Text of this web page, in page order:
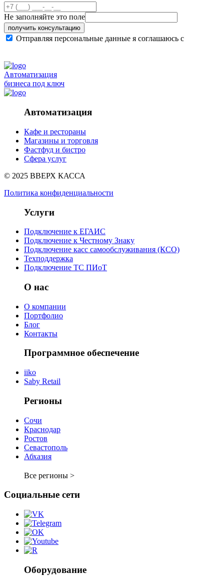
Не заполняйте это поле
получить консультацию
Отправляя персональные данные я соглашаюсь с
Автоматизация
бизнеса под ключ
Автоматизация
Кафе и рестораны
Магазины и торговля
Фастфуд и бистро
Сфера услуг
© 2025 ВВЕРХ КАССА
Политика конфиденциальности
Услуги
Подключение к ЕГАИС
Подключение к Честному Знаку
Подключение касс самообслуживания (КСО)
Техподдержка
Подключение ТС ПИоТ
О нас
О компании
Портфолио
Блог
Контакты
Программное обеспечение
iiko
Saby Retail
Регионы
Сочи
Краснодар
Ростов
Севастополь
Абхазия
Все регионы >
Социальные сети
Оборудование